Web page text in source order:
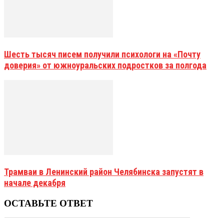
Шесть тысяч писем получили психологи на «Почту
доверия» от южноуральских подростков за полгода
Трамваи в Ленинский район Челябинска запустят в
начале декабря
ОСТАВЬТЕ ОТВЕТ